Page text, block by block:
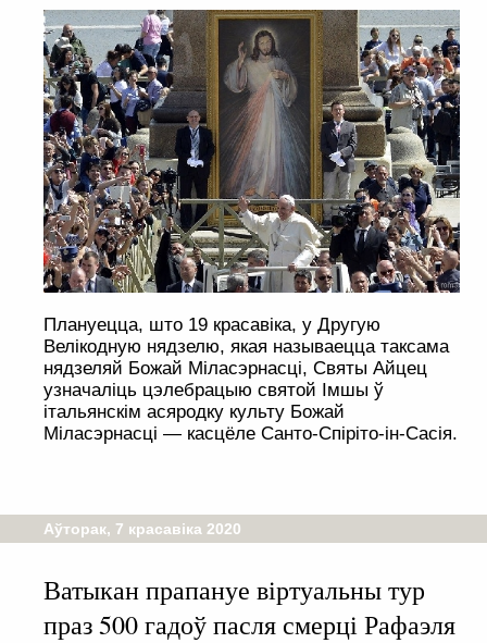
Плануецца, што 19 красавіка, у Другую
Велікодную нядзелю, якая называецца таксама
нядзеляй Божай Міласэрнасці, Святы Айцец
узначаліць цэлебрацыю святой Імшы ў
італьянскім асяродку культу Божай
Міласэрнасці — касцёле Санто-Спіріто-ін-Сасія.
Аўторак, 7 красавіка 2020
Ватыкан прапануе віртуальны тур
праз 500 гадоў пасля смерці Рафаэля